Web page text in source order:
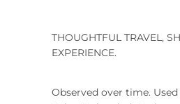
THOUGHTFUL TRAVEL,
EXPERIENCE.
Observed over time.